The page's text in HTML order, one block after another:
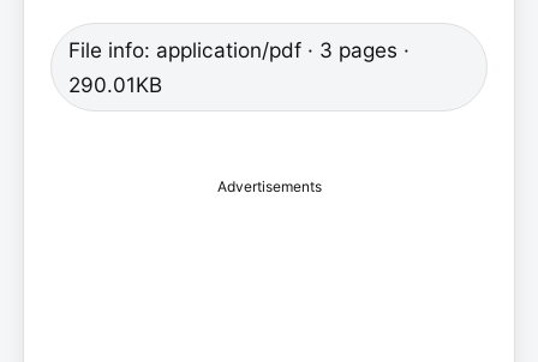
File info: application/pdf · 3 pages ·
290.01KB
Advertisements